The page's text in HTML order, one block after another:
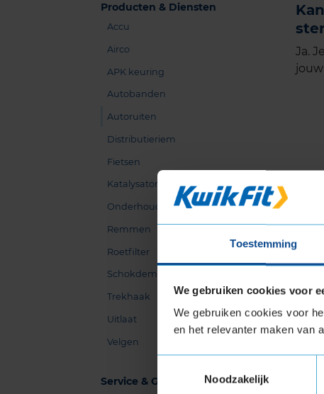
Toestemming
We gebruiken cookies voor
We gebruiken cookies voor
en het relevanter maken van
Noodzakelijk
Producten & Diensten
Accu
Airco
APK keuring
Autobanden
Autoruiten
Distributieriem
Fietsen
Katalysator
Onderhoud
Remmen
Roetfilter
Schokdemper
Trekhaak
Uitlaat
Velgen
Service & Garanties
Ja.